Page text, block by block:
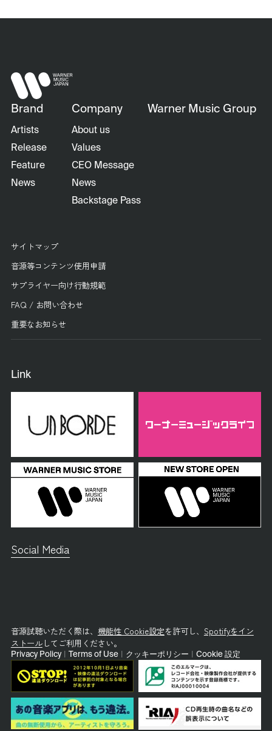
Brand
Artists
Release
Feature
News
Company
About us
Values
CEO Message
News
Backstage Pass
Warner Music Group
サイトマップ
音源等コンテンツ使用申請
サプライヤー向け行動規範
FAQ / お問い合わせ
重要なお知らせ
Link
Social Media
音源試聴いただく際は、 機能性 Cookie設定を許可し、 Spotifyをイン
ストールしてご利用ください。
Privacy Policy Terms of Use クッキーポリシー Cookie 設定